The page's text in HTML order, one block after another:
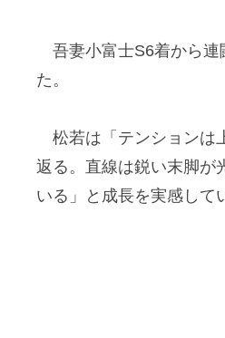
吾妻小富士S6着から連
た。
松若は「テンションは
返る。直線は鋭い末脚が
いる」と成長を実感して